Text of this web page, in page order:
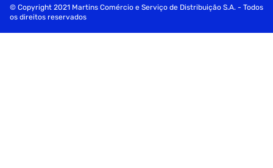
© Copyright 2021 Martins Comércio e Serviço de Distribuição S.A. - Todos
os direitos reservados